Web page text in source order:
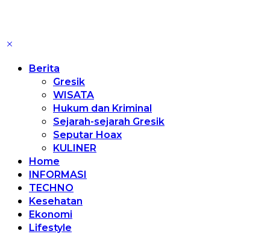
Berita
Gresik
WISATA
Hukum dan Kriminal
Sejarah-sejarah Gresik
Seputar Hoax
KULINER
Home
INFORMASI
TECHNO
Kesehatan
Ekonomi
Lifestyle